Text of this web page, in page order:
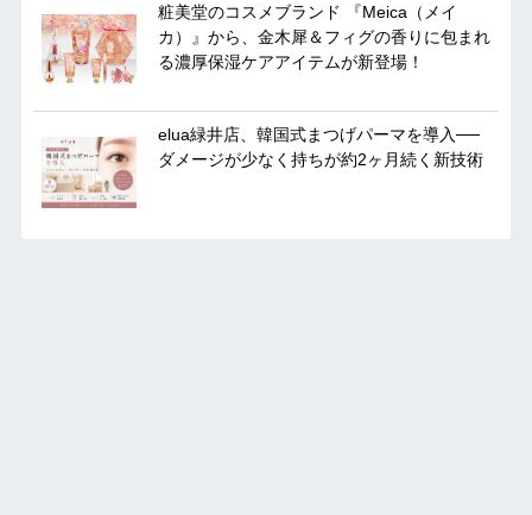
粧美堂のコスメブランド 『Meica（メイ
カ）』から、金木犀＆フィグの香りに包まれ
る濃厚保湿ケアアイテムが新登場！
elua緑井店、韓国式まつげパーマを導入──
ダメージが少なく持ちが約2ヶ月続く新技術